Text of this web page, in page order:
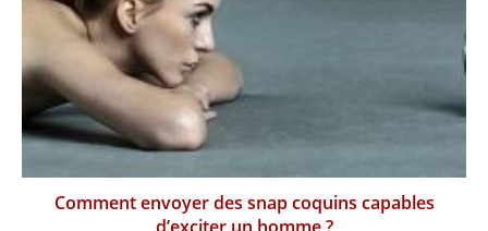
Comment envoyer des snap coquins capables